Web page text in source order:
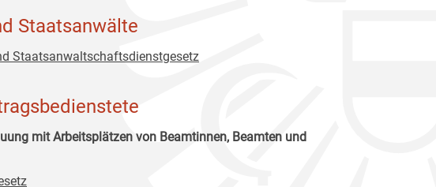
Staatsanwälte
Staatsanwaltschaftsdienstgesetz
mit Arbeitsplätzen von Beamtinnen, Beamten und